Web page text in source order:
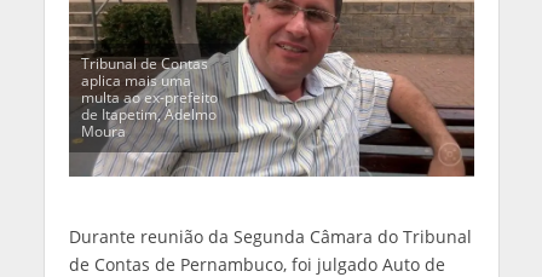
Tribunal de Contas
aplica mais uma
multa ao ex-prefeito
de Itapetim, Adelmo
Moura
Durante reunião da Segunda Câmara do Tribunal
de Contas de Pernambuco, foi julgado Auto de